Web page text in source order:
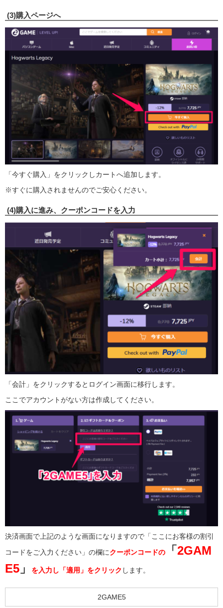
(3)購入ページへ
「今すぐ購入」をクリックしカートへ追加します。
※すぐに購入されませんのでご安心ください。
(4)購入に進み、クーポンコードを入力
「会計」をクリックするとログイン画面に移行します。
ここでアカウントがない方は作成してください。
決済画面で上記のような画面になりますので「ここにお客様の割引
コードをご入力ください」の欄にクーポンコードの 「 2GAM
E5 」 を入力し「適用」をクリック します。
2GAME5